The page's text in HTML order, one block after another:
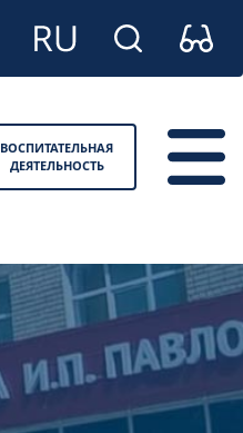
ВОСПИТАТЕЛЬНАЯ
ДЕЯТЕЛЬНОСТЬ